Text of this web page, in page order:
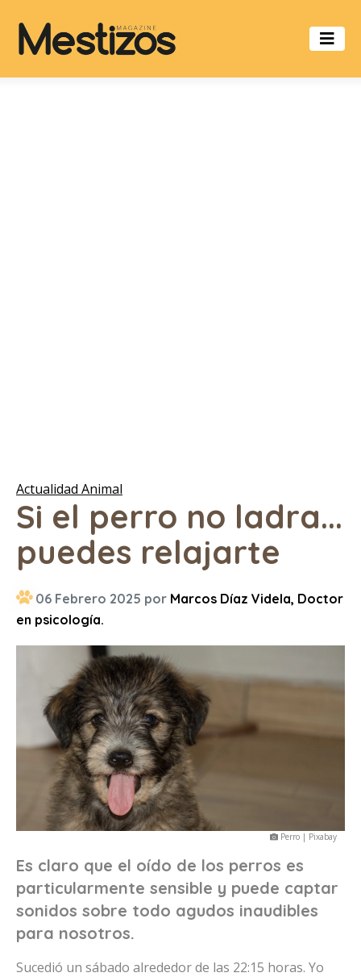
Actualidad Animal
Si el perro no ladra...
puedes relajarte
06 Febrero 2025 por Marcos Díaz Videla, Doctor
en psicología.
Perro | Pixabay
Es claro que el oído de los perros es
particularmente sensible y puede captar
sonidos sobre todo agudos inaudibles
para nosotros.
Sucedió un sábado alrededor de las 22:15 horas. Yo